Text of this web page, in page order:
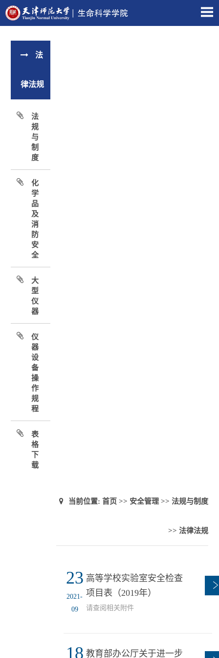
法
律法规
法
规
与
制
度
化
学
品
及
消
防
安
全
大
型
仪
器
仪
器
设
备
操
作
规
程
表
格
下
载
当前位置: 首页 >> 安全管理>> 法规与制度
>> 法律法规
23
2021-
09
高等学校实验室安全检查
项目表（2019年）
请查阅相关附件
18 教育部办公厅关于进一步